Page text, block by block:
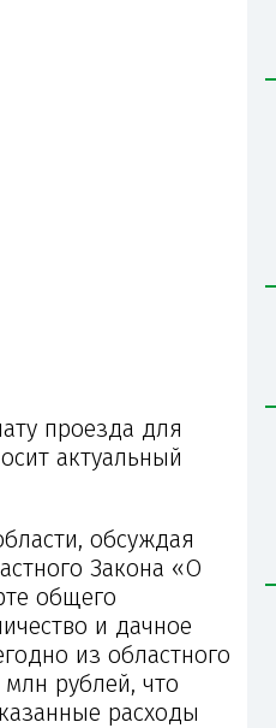
проезда для
актуальный
обсуждая
Закона «О
общего
и дачное
из областного
рублей, что
расходы